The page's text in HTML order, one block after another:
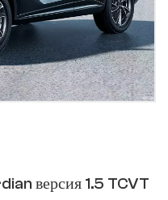
версия 1.5 TCVT